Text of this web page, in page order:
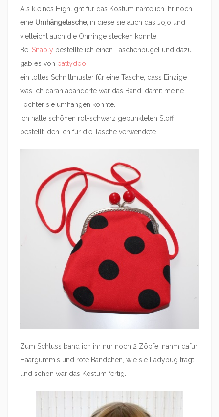
Als kleines Highlight für das Kostüm nähte ich ihr noch
eine Umhängetasche, in diese sie auch das Jojo und
vielleicht auch die Ohrringe stecken konnte.
Bei Snaply bestellte ich einen Taschenbügel und dazu
gab es von pattydoo
ein tolles Schnittmuster für eine Tasche, dass Einzige
was ich daran abänderte war das Band, damit meine
Tochter sie umhängen konnte.
Ich hatte schönen rot-schwarz gepunkteten Stoff
bestellt, den ich für die Tasche verwendete.
Zum Schluss band ich ihr nur noch 2 Zöpfe, nahm dafür
Haargummis und rote Bändchen, wie sie Ladybug trägt,
und schon war das Kostüm fertig.